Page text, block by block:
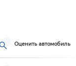
Оценить автомобиль